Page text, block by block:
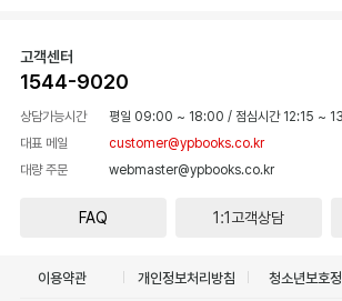
고객센터
1544-9020
상담가능시간 평일 09:00 ~ 18:00 / 점심시간 12:15 ~
대표 메일
customer@ypbooks.co.kr
대량 주문
webmaster@ypbooks.co.kr
FAQ 1:1고객상담
이용약관 개인정보처리방침 청소년보호